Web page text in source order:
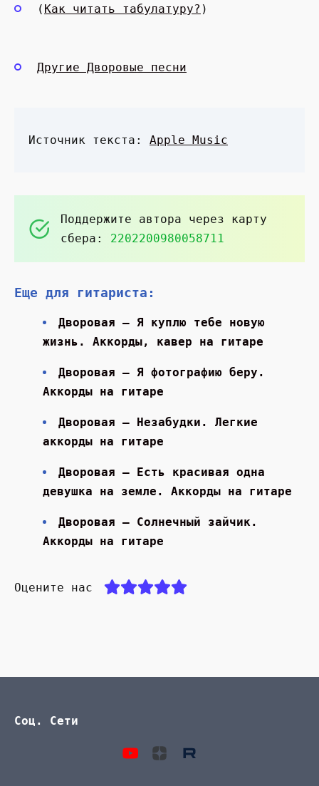
( Как читать табулатуру? )
Другие Дворовые песни
Источник текста: Apple Music
Поддержите автора через карту
сбера: 2202200980058711
Еще для гитариста:
Дворовая — Я куплю тебе новую
жизнь. Аккорды, кавер на гитаре
Дворовая — Я фотографию беру.
Аккорды на гитаре
Дворовая — Незабудки. Легкие
аккорды на гитаре
Дворовая — Есть красивая одна
девушка на земле. Аккорды на гитаре
Дворовая — Солнечный зайчик.
Аккорды на гитаре
Оцените нас
Соц. Сети